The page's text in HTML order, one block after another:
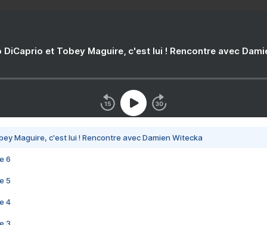
DiCaprio et Tobey Maguire, c'est lui ! Rencontre avec
Maguire, c'est lui ! Rencontre avec Damien Witecka
6
5
4